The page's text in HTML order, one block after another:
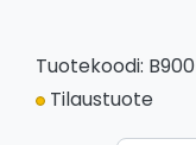
Tuotekoodi: B900
Tilaustuote